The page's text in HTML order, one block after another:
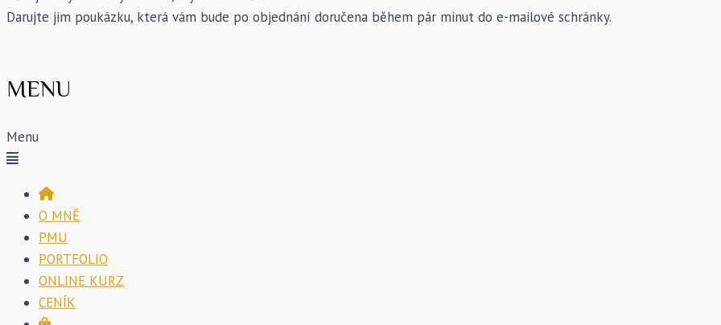
Darujte jim poukázku, která vám bude po objednání doručena během pár minut do e-mailové schránky.
MENU
Menu
O MNĚ
PMU
PORTFOLIO
ONLINE KURZ
CENÍK